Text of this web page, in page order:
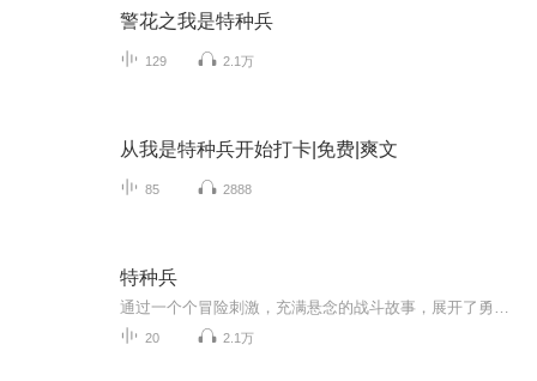
警花之我是特种兵
129 2.1万
从我是特种兵开始打卡|免费|爽文
85 2888
特种兵
20 2.1万